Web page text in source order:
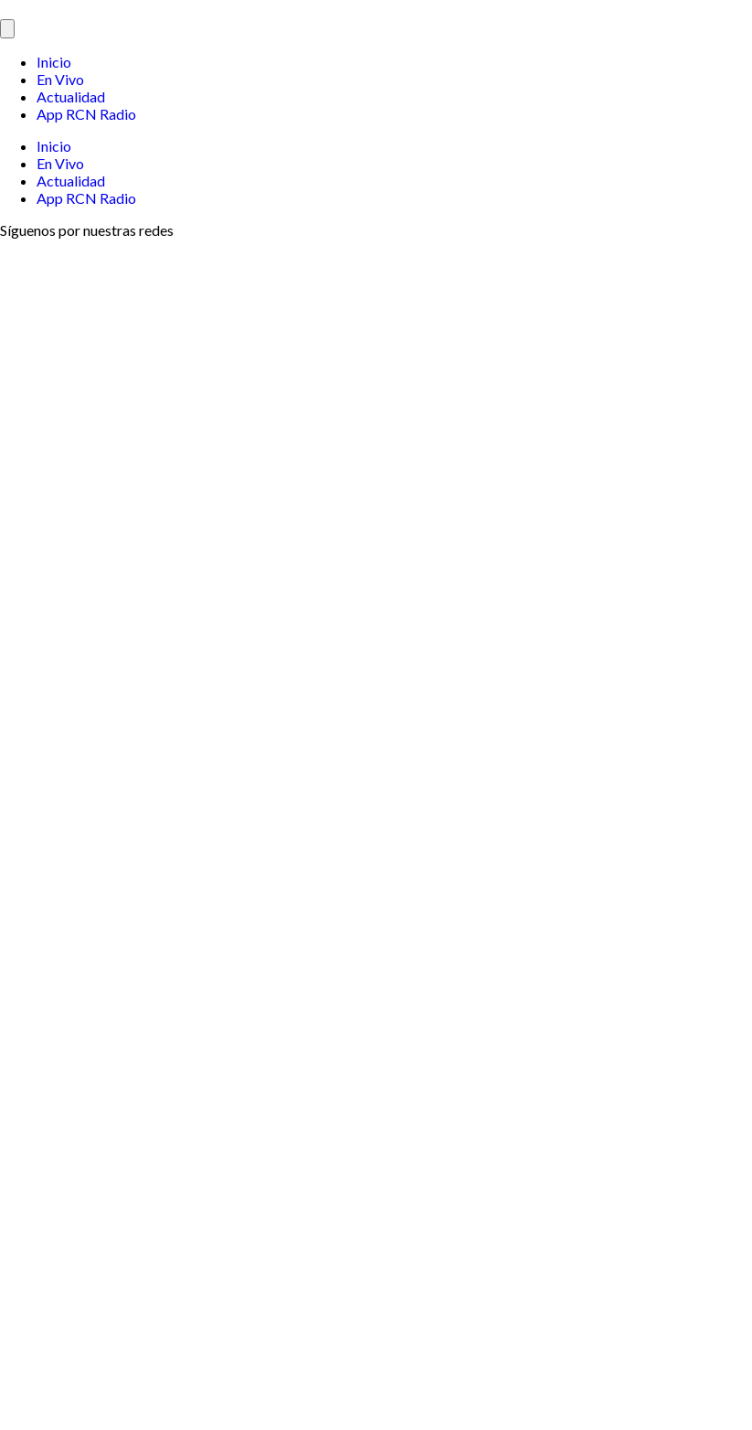
Inicio
En Vivo
Actualidad
App RCN Radio
Inicio
En Vivo
Actualidad
App RCN Radio
Síguenos por nuestras redes